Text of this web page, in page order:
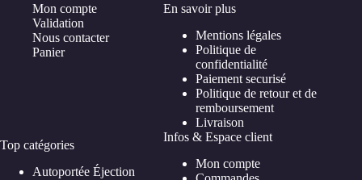
Mon compte
Validation
Nous contacter
Panier
En savoir plus
Mentions légales
Politique de
confidentialité
Paiement securisé
Politique de retour et de
remboursement
Livraison
Top catégories
Autoportée Éjection
Infos & Espace client
Mon compte